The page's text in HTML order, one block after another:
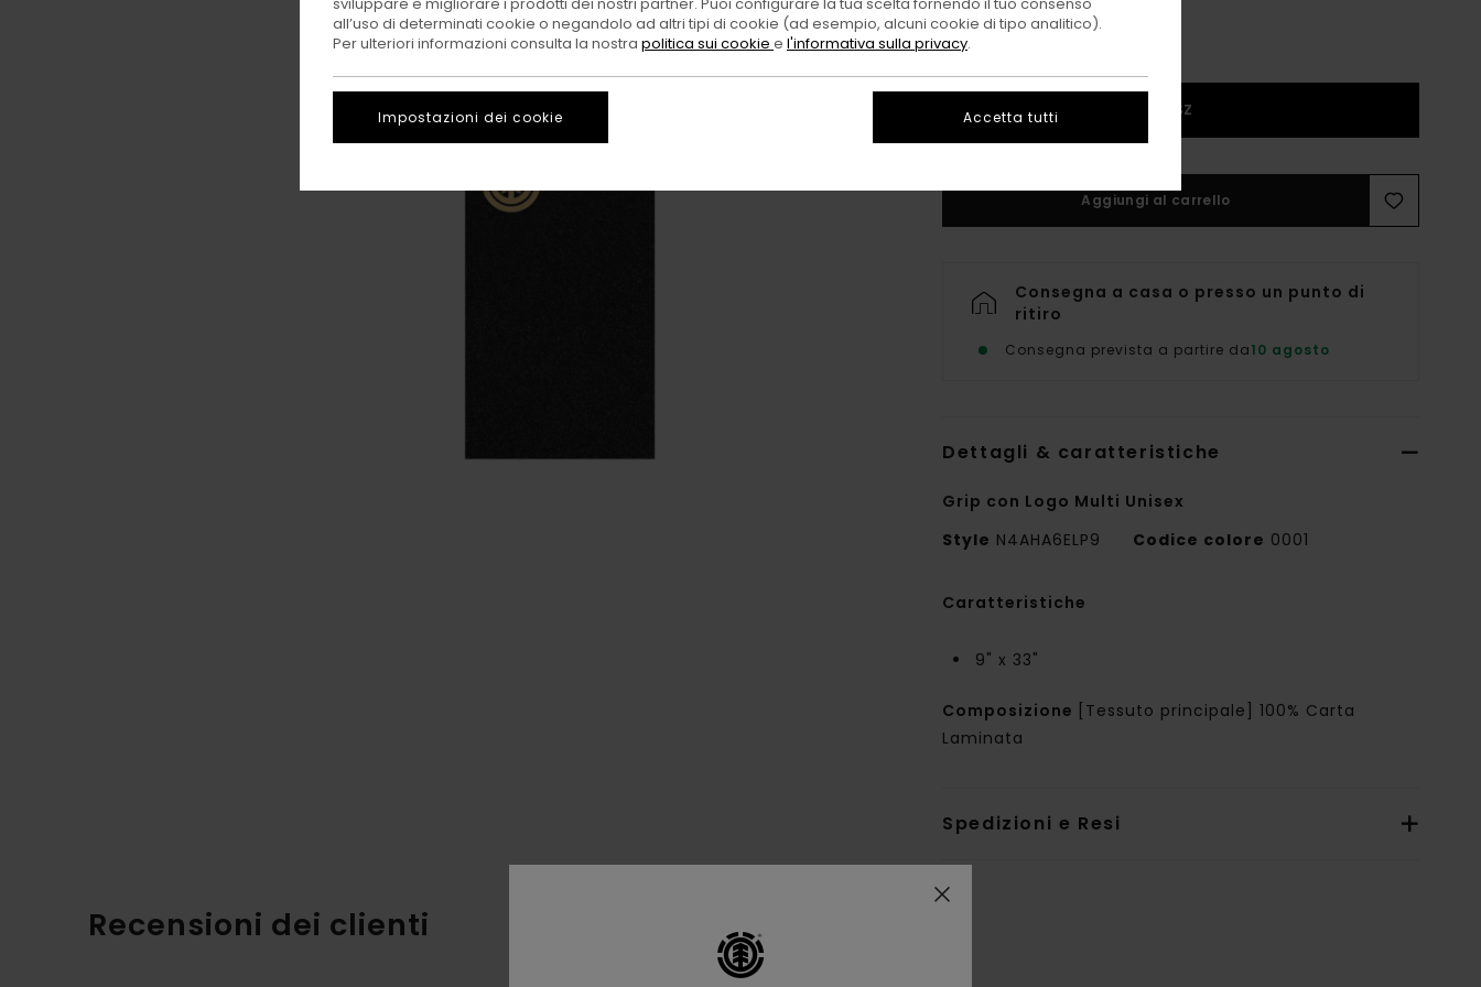
1SZ
Aggiungi al carrello
Consegna a casa o presso un punto di
ritiro
Consegna prevista a partire da10 agosto
Dettagli & caratteristiche
Grip con Logo Multi Unisex
Style N4AHA6ELP9 Codice colore 0001
Caratteristiche
9" x 33"
Composizione
[Tessuto principale] 100% Carta
Laminata
Spedizioni e Resi
Recensioni dei clienti
all’uso di determinati cookie o negandolo ad altri tipi di cookie (ad esempio, alcuni cookie di tipo analitico).
Per ulteriori informazioni consulta la nostra politica sui cookie e l'informativa sulla privacy.
Impostazioni dei cookie Accetta tutti